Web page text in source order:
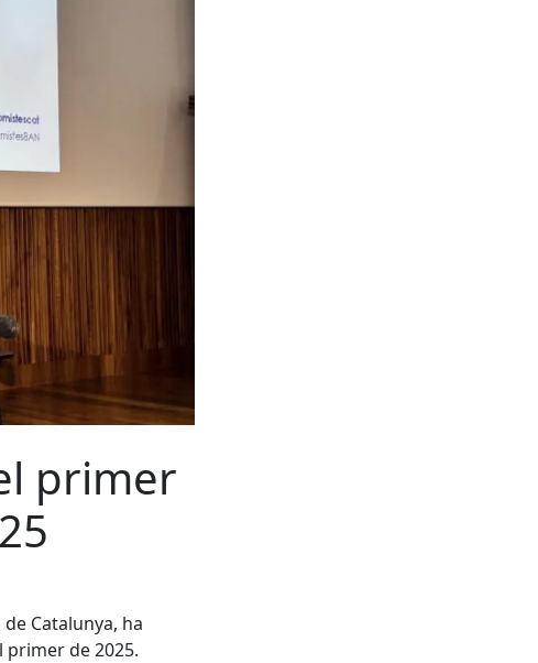
primer
Catalunya, ha
primer de 2025.